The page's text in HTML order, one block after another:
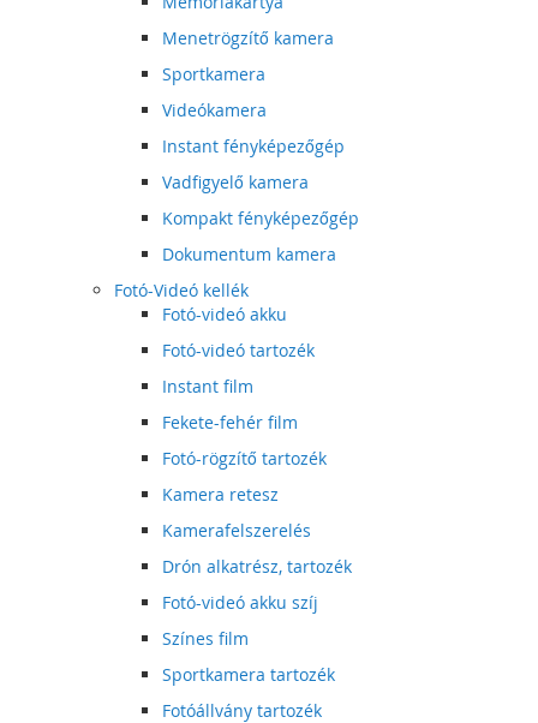
Menetrögzítő kamera
Sportkamera
Videókamera
Instant fényképezőgép
Vadfigyelő kamera
Kompakt fényképezőgép
Dokumentum kamera
Fotó-Videó kellék
Fotó-videó akku
Fotó-videó tartozék
Instant film
Fekete-fehér film
Fotó-rögzítő tartozék
Kamera retesz
Kamerafelszerelés
Drón alkatrész, tartozék
Fotó-videó akku szíj
Színes film
Sportkamera tartozék
Fotóállvány tartozék